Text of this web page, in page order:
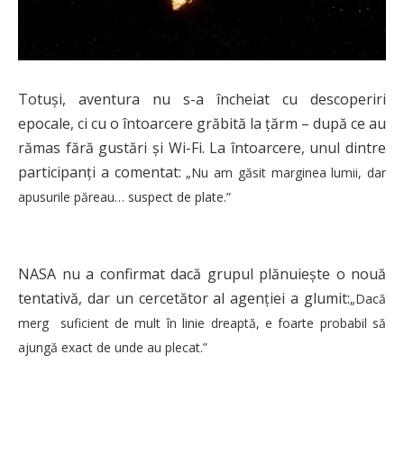
Totuși, aventura nu s-a încheiat cu descoperiri
epocale, ci cu o întoarcere grăbită la țărm – după ce au
rămas fără gustări și Wi-Fi. La întoarcere, unul dintre
participanți a comentat: „Nu am găsit marginea lumii, dar
apusurile păreau… suspect de plate.”
NASA nu a confirmat dacă grupul plănuiește o nouă
tentativă, dar un cercetător al agenției a glumit:„Dacă
merg suficient de mult în linie dreaptă, e foarte probabil să
ajungă exact de unde au plecat.”